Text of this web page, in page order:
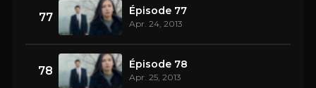
77 Épisode 77
Apr. 24, 2013
78 Épisode 78
Apr. 25, 2013